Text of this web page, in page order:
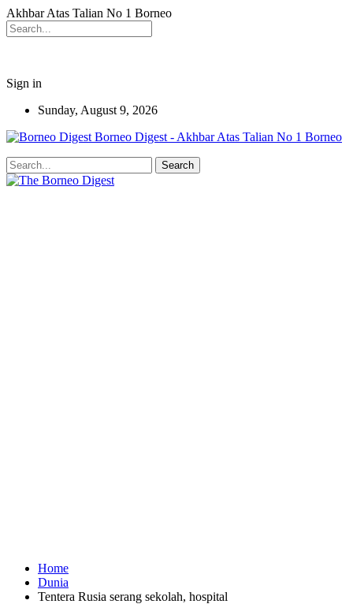
Akhbar Atas Talian No 1 Borneo
Sign in
Sunday, August 9, 2026
Borneo Digest - Akhbar Atas Talian No 1 Borneo
Home
Dunia
Tentera Rusia serang sekolah, hospital